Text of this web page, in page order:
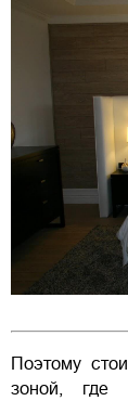
Поэтому
зоной, где